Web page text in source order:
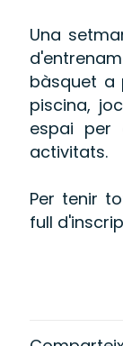
Una
bàsquet a
piscina,
espai
activitats.
Per tenir
full